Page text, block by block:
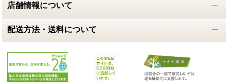
店舗情報について
配送方法・送料について